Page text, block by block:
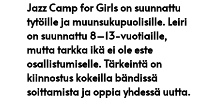
Jazz Camp for Girls on suunnattu
tytöille ja muunsukupuolisille. Leiri
on suunnattu 8–13-vuotiaille,
mutta tarkka ikä ei ole este
osallistumiselle. Tärkeintä on
kiinnostus kokeilla bändissä
soittamista ja oppia yhdessä uutta.